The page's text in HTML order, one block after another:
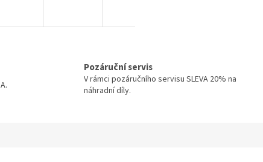
Pozáruční servis
V rámci pozáručního servisu SLEVA 20% na
náhradní díly.